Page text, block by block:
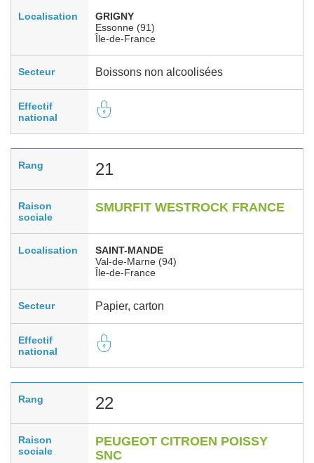
Localisation
GRIGNY
Essonne (91)
Île-de-France
Secteur Boissons non alcoolisées
Effectif
national
Rang 21
Raison
sociale
SMURFIT WESTROCK FRANCE
Localisation
SAINT-MANDE
Val-de-Marne (94)
Île-de-France
Secteur Papier, carton
Effectif
national
Rang 22
Raison
sociale
PEUGEOT CITROEN POISSY
SNC